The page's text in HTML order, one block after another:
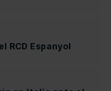
RCD Espanyol